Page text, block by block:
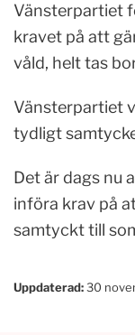
Vänsterpartiet
kravet på att
våld, helt tas
Vänsterpartiet
tydligt
Det är dags nu
införa krav på
samtyckt till
Uppdaterad:30